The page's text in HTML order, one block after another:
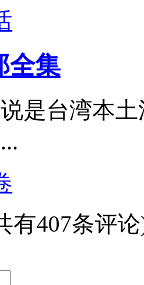
全集
是台湾本
有407条评